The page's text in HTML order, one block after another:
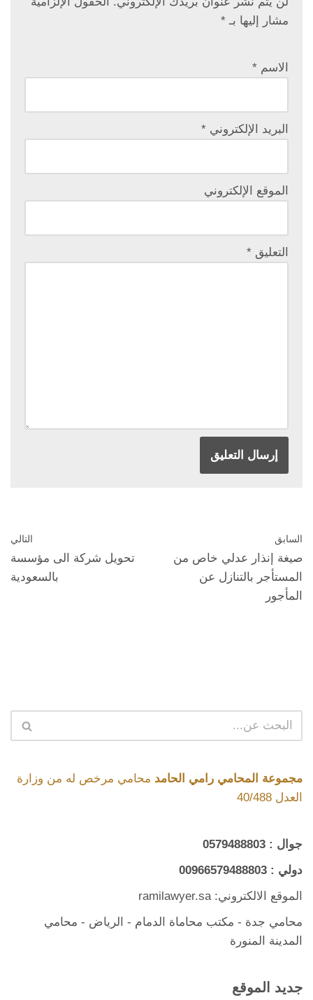
مشار إليها بـ *
الاسم *
البريد الإلكتروني *
الموقع الإلكتروني
التعليق *
السابق
صيغة إنذار عدلي خاص من
المستأجر بالتنازل عن
المأجور
التالي
تحويل شركة الى مؤسسة
بالسعودية
مجموعة المحامي رامي الحامد محامي مرخص له من وزارة
العدل 40/488
جوال : 0579488803
دولي : 00966579488803
الموقع الالكتروني: ramilawyer.sa
محامي جدة - مكتب محاماة الدمام - الرياض - محامي
المدينة المنورة
جديد الموقع